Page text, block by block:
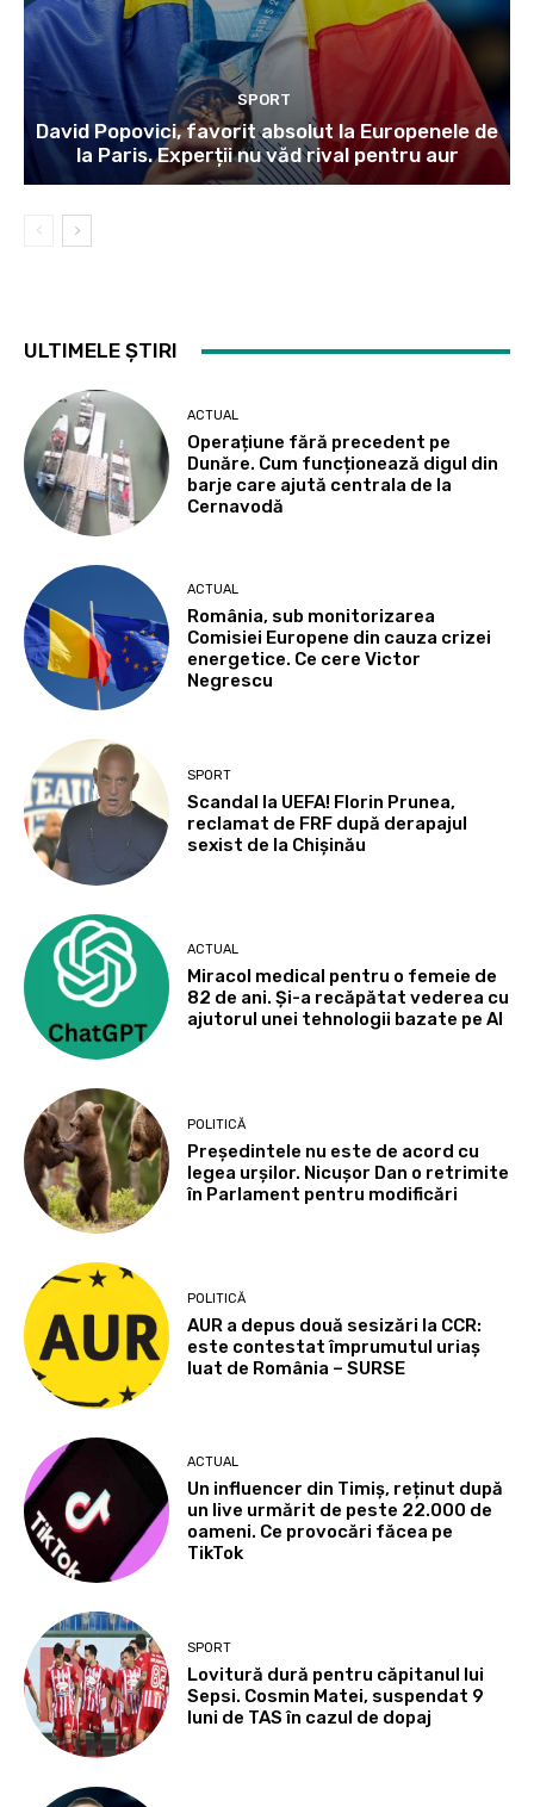
SPORT
David Popovici, favorit absolut la Europenele de
la Paris. Experții nu văd rival pentru aur
ULTIMELE ȘTIRI
ACTUAL
Operațiune fără precedent pe
Dunăre. Cum funcționează digul din
barje care ajută centrala de la
Cernavodă
ACTUAL
România, sub monitorizarea
Comisiei Europene din cauza crizei
energetice. Ce cere Victor
Negrescu
SPORT
Scandal la UEFA! Florin Prunea,
reclamat de FRF după derapajul
sexist de la Chișinău
ACTUAL
Miracol medical pentru o femeie de
82 de ani. Și-a recăpătat vederea cu
ajutorul unei tehnologii bazate pe AI
POLITICĂ
Președintele nu este de acord cu
legea urșilor. Nicușor Dan o retrimite
în Parlament pentru modificări
POLITICĂ
AUR a depus două sesizări la CCR:
este contestat împrumutul uriaș
luat de România – SURSE
ACTUAL
Un influencer din Timiș, reținut după
un live urmărit de peste 22.000 de
oameni. Ce provocări făcea pe
TikTok
SPORT
Lovitură dură pentru căpitanul lui
Sepsi. Cosmin Matei, suspendat 9
luni de TAS în cazul de dopaj